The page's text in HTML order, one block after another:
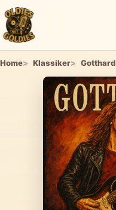
Home Klassiker Gotthard